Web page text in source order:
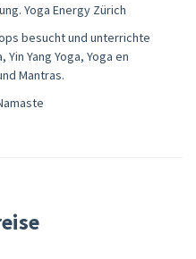
Yoga Energy Zürich
besucht und unterrichte
Yin Yang Yoga, Yoga en
Mantras.